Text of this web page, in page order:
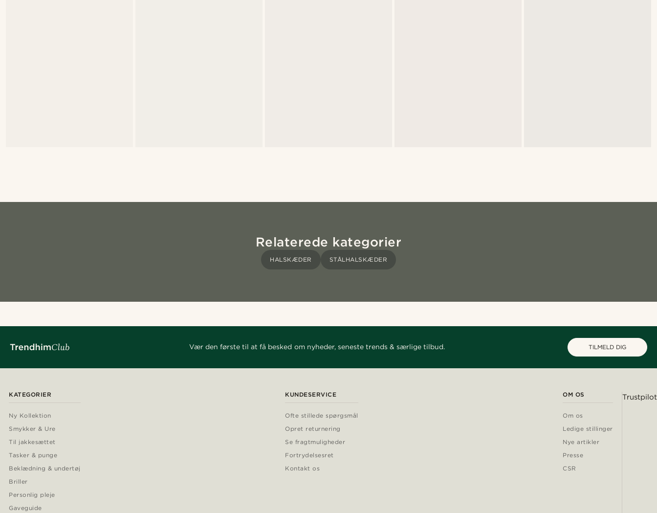
Relaterede kategorier
HALSKÆDER STÅLHALSKÆDER
Vær den første til at få besked om nyheder, seneste trends & særlige tilbud. TILMELD DIG
KATEGORIER
Ny Kollektion
Smykker & Ure
Til jakkesættet
Tasker & punge
Beklædning & undertøj
Briller
Personlig pleje
Gaveguide
KUNDESERVICE
Ofte stillede spørgsmål
Opret returnering
Se fragtmuligheder
Fortrydelsesret
Kontakt os
OM OS
Om os
Ledige stillinger
Nye artikler
Presse
CSR
Trustpilot